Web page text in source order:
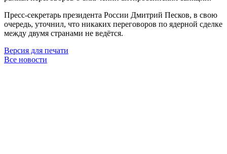
Пресс-секретарь президента России Дмитрий Песков, в свою
очередь, уточнил, что никаких переговоров по ядерной сделке
между двумя странами не ведётся.
Версия для печати
Все новости